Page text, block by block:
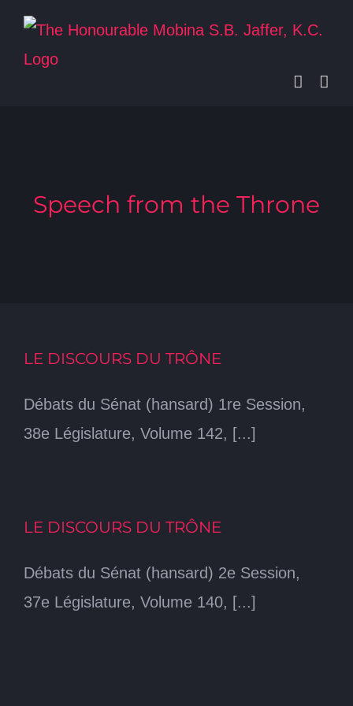
Skip
content
Speech from the Throne
LE DISCOURS DU TRÔNE
Débats du Sénat (hansard) 1re Session,
38e Législature, Volume 142, [...]
LE DISCOURS DU TRÔNE
Débats du Sénat (hansard) 2e Session,
37e Législature, Volume 140, [...]